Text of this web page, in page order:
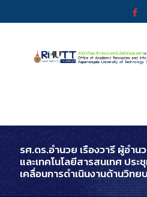
รศ.ดร.อำนวย เรืองวารี ผู้อำ
และเทคโนโลยีสารสนเทศ ปร
เคลื่อนการดำเนินงานด้านวิทย